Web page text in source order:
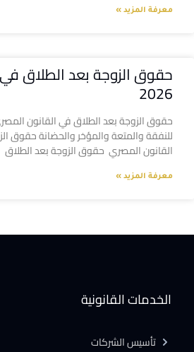
معرفة المزيد »
حقوق الزوجة بعد الطلاق
2026
للنفقة والمتعة والمؤخر والحضانة حقوق
القانون المصري حقوق الزوجة بعد الطلاق
معرفة المزيد »
الخدمات القانونية
تأسيس الشركات